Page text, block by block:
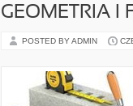
GEOMETRIA I
POSTED BY ADMIN